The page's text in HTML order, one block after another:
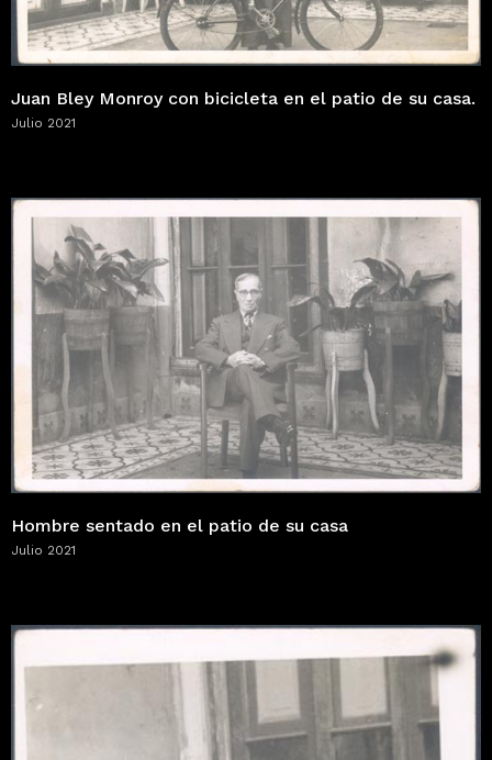
Juan Bley Monroy con bicicleta en el patio de su casa.
Julio 2021
Hombre sentado en el patio de su casa
Julio 2021